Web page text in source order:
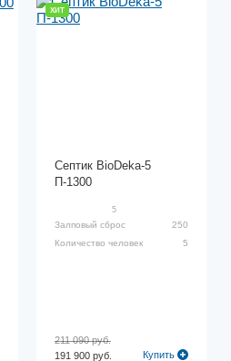
ХИТ
Септик BioDeka-5
П-1300
5
Залповый сброс
250
Количество человек
5
191 900 руб.
211 090 руб.
Купить